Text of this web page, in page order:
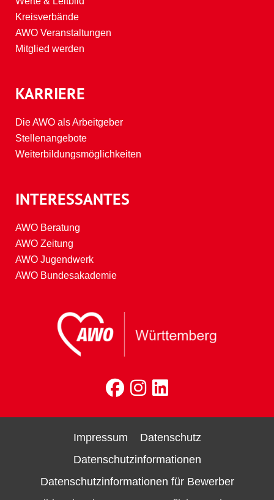
Kreisverbände
AWO Veranstaltungen
Mitglied werden
KARRIERE
Die AWO als Arbeitgeber
Stellenangebote
Weiterbildungsmöglichkeiten
INTERESSANTES
AWO Beratung
AWO Zeitung
AWO Jugendwerk
AWO Bundesakademie
Impressum
Datenschutz
Datenschutzinformationen
Datenschutzinformationen für Bewerber